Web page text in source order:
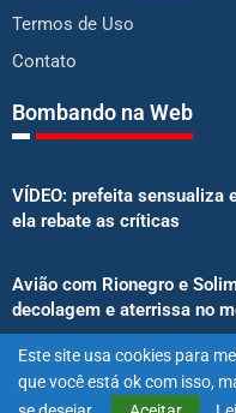
Termos de Uso
Contato
Bombando na Web
VÍDEO: prefeita sensualiza
ela rebate as críticas
Avião com Rionegro e
decolagem e aterrissa no
Senado aprova proibição
anúncios de bets
Este site usa cookies para
que você está ok com isso,